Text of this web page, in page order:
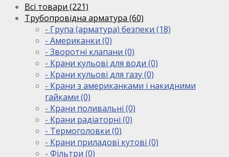
Всі товари (221)
Трубопровідна арматура (60)
- Група (арматура) безпеки (18)
- Американки (0)
- Зворотні клапани (0)
- Крани кульові для води (0)
- Крани кульові для газу (0)
- Крани з американками і накидними
гайками (0)
- Крани поливальні (0)
- Крани радіаторні (0)
- Термоголовки (0)
- Крани приладові кутові (0)
- Фільтри (0)